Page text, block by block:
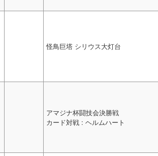
怪鳥巨塔 シリウス大灯台
アマジナ杯闘技会決勝戦
カード対戦 : ヘルムハート